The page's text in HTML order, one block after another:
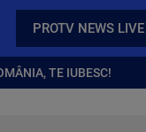
PROTV NEWS LIVE
TE IUBESC!